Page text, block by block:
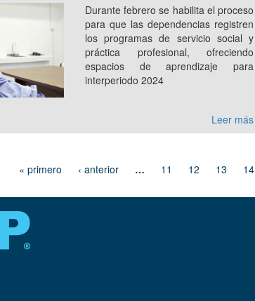
Durante febrero se habilita el proceso
para que las dependencias registren
los programas de servicio social y
práctica profesional, ofreciendo
espacios de aprendizaje para
interperiodo 2024
Leer más
« primero ‹ anterior … 11 12 13 14